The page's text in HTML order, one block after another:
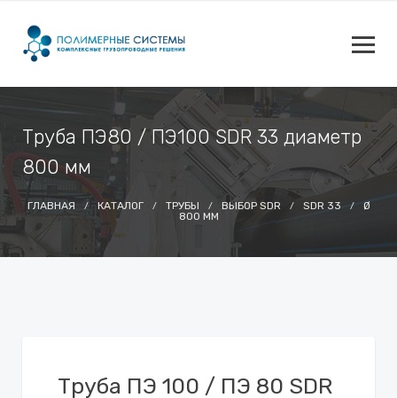
Труба ПЭ80 / ПЭ100 SDR 33 диаметр
800 мм
ГЛАВНАЯ КАТАЛОГ ТРУБЫ ВЫБОР SDR SDR 33
Ø
800 ММ
Труба ПЭ 100 / ПЭ 80 SDR